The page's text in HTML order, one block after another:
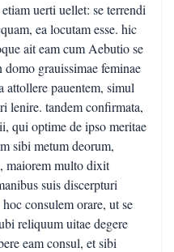
uerti uellet: se terrendi
ea locutam esse. hic
ait eam cum Aebutio se
grauissimae feminae
pauentem, simul
lenire. tandem confirmata,
qui optime de ipso meritae
sibi metum deorum,
maiorem multo dixit
suis discerpturi
consulem orare, ut se
reliquum uitae degere
eam consul, et sibi